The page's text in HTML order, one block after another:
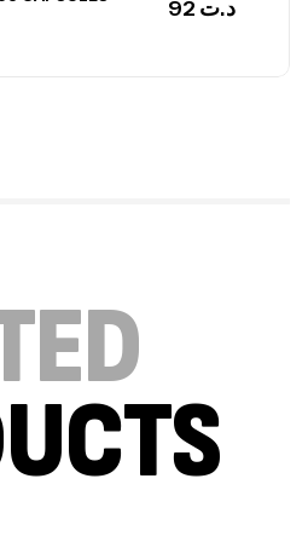
100 Gélules – Scitec Nutrition
– 500g –